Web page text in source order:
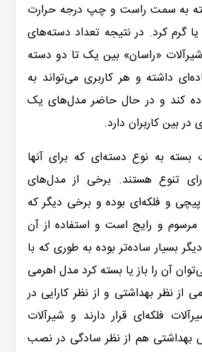
به سمت راست و چپ درجه حرارت
گرم کرد. در نتیجه تعداد دسته‌های
شیرآلات «راسان» بین یک تا دو دسته
داشته و هر کاربری می‌تواند به
کند و در حال حاضر مدل‌های یک
بین کاربران دارد.
بسته به نوع دسته‌ای که برای آنها
تنوع هستند. برخی از مدل‌های
و فلکه‌ای بوده و برخی دیگر که
و رایج است و استفاده از آن
بسیار ساده‌تر بوده به طوری که با
آن را باز یا بسته کرد مدل اهرمی
از نظر بهداشتی و از نظر کارایی در
فلکه‌ای قرار دارند و شیرآلات
بهداشتی هم از نظر سادگی در نصب